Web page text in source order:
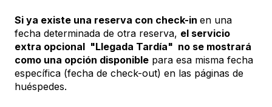
Si ya existe una reserva con check-in en una
fecha determinada de otra reserva, el servicio
extra opcional "Llegada Tardía" no se mostrará
como una opción disponible para esa misma fecha
específica (fecha de check-out) en las páginas de
huéspedes.